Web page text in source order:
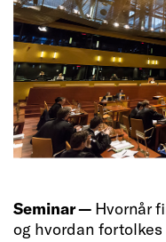
Seminar — Hvornår
og hvordan